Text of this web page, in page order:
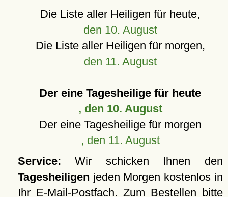
Die Liste aller Heiligen für heute,
den 10. August
Die Liste aller Heiligen für morgen,
den 11. August
Der eine Tagesheilige für heute
, den 10. August
Der eine Tagesheilige für morgen
, den 11. August
Service: Wir schicken Ihnen den
Tagesheiligen jeden Morgen kostenlos in
Ihr E-Mail-Postfach. Zum Bestellen bitte